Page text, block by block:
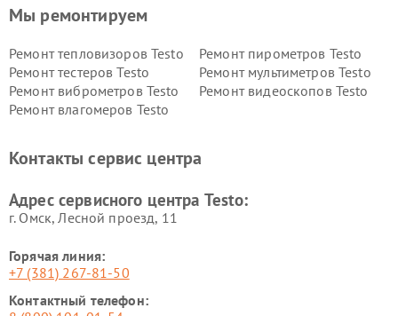
Мы ремонтируем
Ремонт тепловизоров Testo
Ремонт пирометров Testo
Ремонт тестеров Testo
Ремонт мультиметров Testo
Ремонт виброметров Testo
Ремонт видеоскопов Testo
Ремонт влагомеров Testo
Контакты сервис центра
Адрес сервисного центра Testo:
г. Омск, ​Лесной проезд, 11
Горячая линия:
+7 (381) 267-81-50
Контактный телефон: